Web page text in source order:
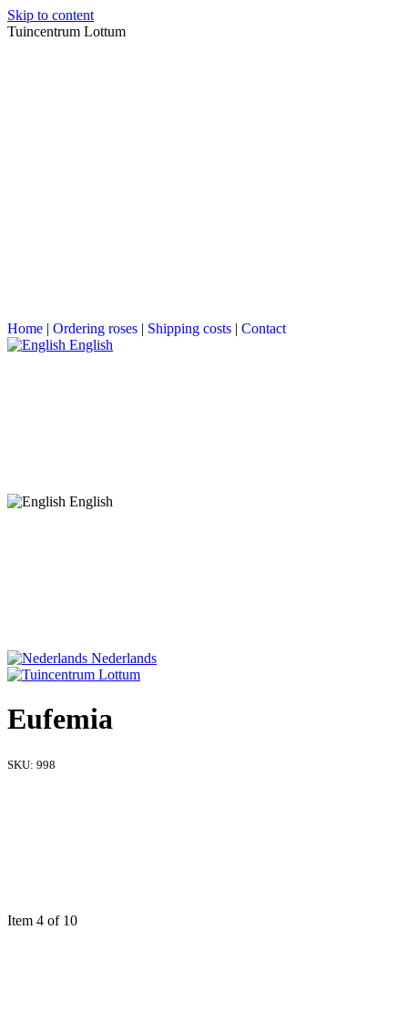
Skip to content
Tuincentrum Lottum
Home | Ordering roses | Shipping costs | Contact
English
English
Nederlands
Eufemia
SKU: 998
Item 4 of 10